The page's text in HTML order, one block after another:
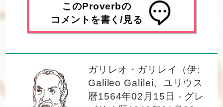
このProverbの
コメントを書く/見る
ガリレオ・ガリレイ（伊:
Galileo Galilei、ユリウス
暦1564年02月15日 - グレ